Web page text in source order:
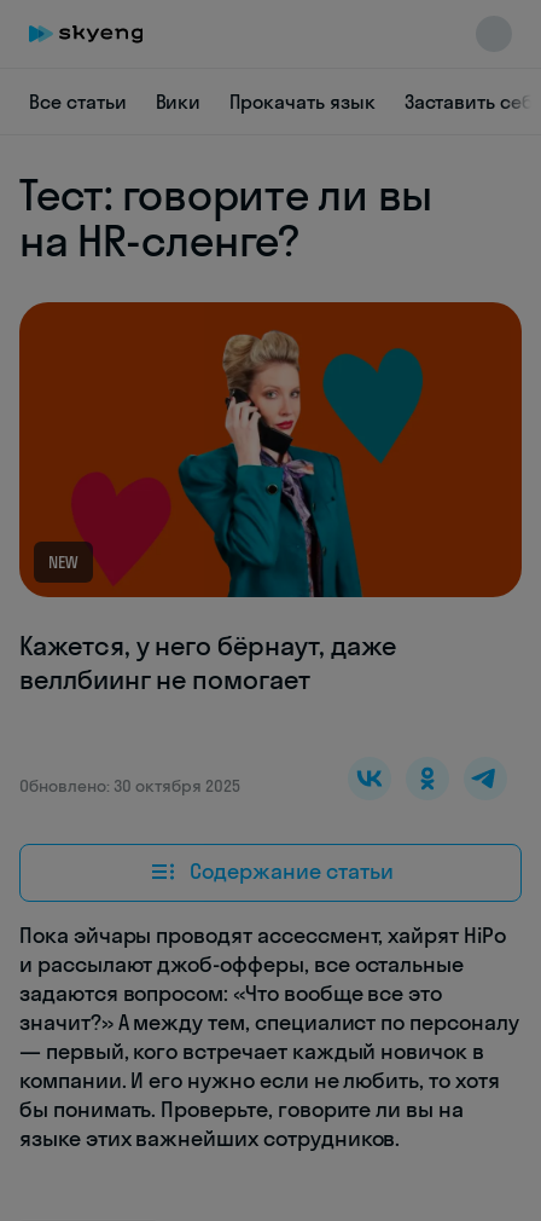
Все статьи Вики Прокачать язык Заставить
Тест: говорите ли вы
на HR-сленге?
NEW
Кажется, у него бёрнаут, даже
веллбиинг не помогает
Обновлено: 30 октября 2025
Содержание статьи
Пока эйчары проводят ассессмент, хайрят HiPo
и рассылают джоб-офферы, все остальные
задаются вопросом: «Что вообще все это
значит?» А между тем, специалист по персоналу
— первый, кого встречает каждый новичок в
компании. И его нужно если не любить, то хотя
бы понимать. Проверьте, говорите ли вы на
языке этих важнейших сотрудников.